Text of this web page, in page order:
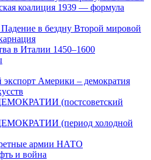
коалиция 1939 — формула
в бездну Второй мировой
в Италии 1450–1600
Америки – демократия
(постсоветский
(период холодной
армии НАТО
и война